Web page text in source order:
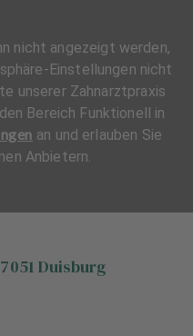
Duisburg
nicht angezeigt werden,
Einstellungen nicht
unserer Zahnarztpraxis
Bereich Funktionell in
an und erlauben Sie
Anbietern.